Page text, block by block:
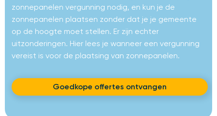
zonnepanelen vergunning nodig, en kun je de
zonnepanelen plaatsen zonder dat je je gemeente
op de hoogte moet stellen. Er zijn echter
uitzonderingen. Hier lees je wanneer een vergunning
vereist is voor de plaatsing van zonnepanelen.
Goedkope offertes ontvangen